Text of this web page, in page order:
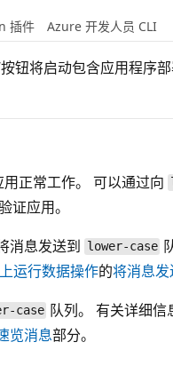
插件 Azure 开发人员 CLI
钮将启动包含应用程序
正常工作。 可以通过向
证应用。
消息发送到
lower-case
运行数据操作的将消息
case 队列。 有关详细信
览消息部分。